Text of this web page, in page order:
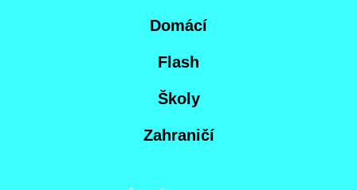
Domácí
Flash
Školy
Zahraničí